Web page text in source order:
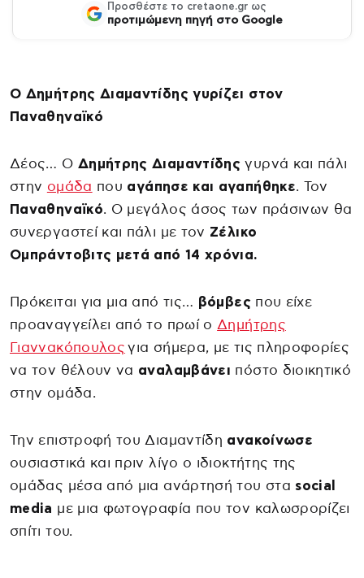
Προσθέστε το cretaone.gr ως
προτιμώμενη πηγή στο Google
Ο Δημήτρης Διαμαντίδης γυρίζει στον
Παναθηναϊκό
Δέος… Ο Δημήτρης Διαμαντίδης γυρνά και πάλι
στην ομάδα που αγάπησε και αγαπήθηκε. Τον
Παναθηναϊκό. Ο μεγάλος άσος των πράσινων θα
συνεργαστεί και πάλι με τον Ζέλικο
Ομπράντοβιτς μετά από 14 χρόνια.
Πρόκειται για μια από τις… βόμβεςπου είχε
προαναγγείλει από το πρωί ο Δημήτρης
Γιαννακόπουλος για σήμερα, με τις πληροφορίες
να τον θέλουν να αναλαμβάνει πόστο διοικητικό
στην ομάδα.
Την επιστροφή του Διαμαντίδη ανακοίνωσε
ουσιαστικά και πριν λίγο ο ιδιοκτήτης της
ομάδας μέσα από μια ανάρτησή του σταsocial
media με μια φωτογραφία που τον καλωσρορίζει
σπίτι του.